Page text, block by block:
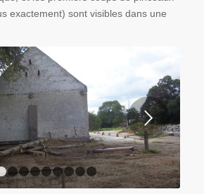
exactement) sont visibles dans une
1 2 3 4 5 6 7 8 9